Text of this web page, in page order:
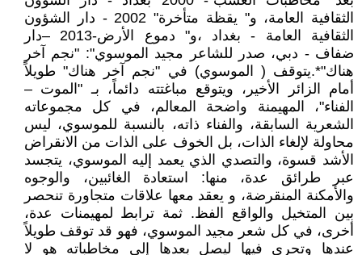
الثقافية العامة، و" يقظة متأخرة" 2002 - دار الشؤون
الثقافية العامة - بغداد ،و" دموع الأرض-2013 –دار
ضفاف - دبي، صدر للشاعر مجيد الموسوي": "نجم آخر
هناك"*.يتوقف ( الموسوي) في "نجم آخر هناك" طويلاً
أمام الزائر الأخير، ويتوقع مباغتته دائماً، بـ "الموت –
الفناء"، المهيمنة واضحة المعالم، في كل مجموعاته
الشعرية السابقة، والفناء ذاته، بالنسبة للموسوي، ليس
محاولة لإلغاء الذات، بل الخوف على الذات من الانقراض
الأشد قسوة، والتصدي الذي يعمد إليه الموسوي، يتجسد
عبر طرائق عدة، منها: استعادة الغائبين، والوجوه
والأمكنة المنقرضة، و يعقد معها علاقات متجاورة تنحصر
بين المتخيل والواقع الفظ. ثمة ترابط لمهيمنات عدة،
أخرى، في كل شعر مجيد الموسوي، فهو قد توقف طويلاً
عندها وتحرى فيها ليصل بعدها إلى مخاطباته هو لا